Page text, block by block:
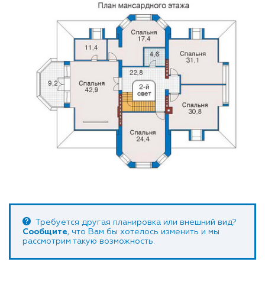
Требуется другая планировка или внешний вид?
Сообщите, что Вам бы хотелось изменить и мы
рассмотрим такую возможность.